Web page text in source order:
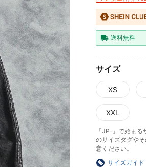
送料無料
サイズ
XS
XXL
「JP-」で始ま
のサイズタグや
意ください。
サイズガイド